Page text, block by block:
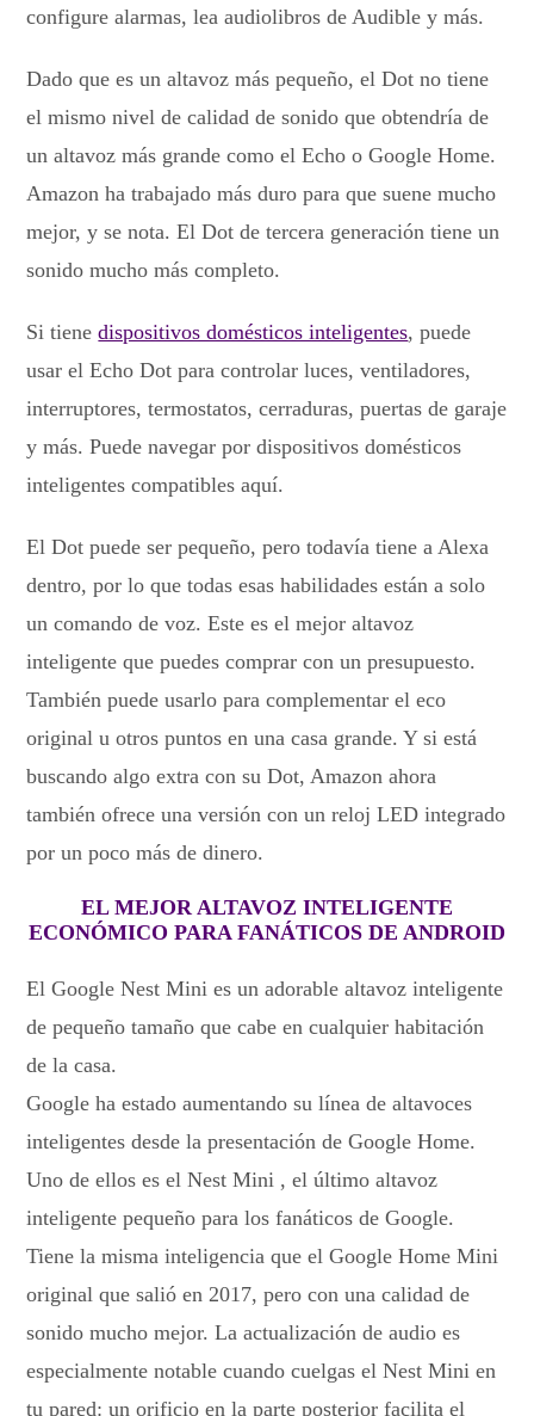
configure alarmas, lea audiolibros de Audible y más.
Dado que es un altavoz más pequeño, el Dot no tiene
el mismo nivel de calidad de sonido que obtendría de
un altavoz más grande como el Echo o Google Home.
Amazon ha trabajado más duro para que suene mucho
mejor, y se nota. El Dot de tercera generación tiene un
sonido mucho más completo.
Si tienedispositivos domésticos inteligentes, puede
usar el Echo Dot para controlar luces, ventiladores,
interruptores, termostatos, cerraduras, puertas de garaje
y más. Puede navegar por dispositivos domésticos
inteligentes compatibles aquí.
El Dot puede ser pequeño, pero todavía tiene a Alexa
dentro, por lo que todas esas habilidades están a solo
un comando de voz. Este es el mejor altavoz
inteligente que puedes comprar con un presupuesto.
También puede usarlo para complementar el eco
original u otros puntos en una casa grande. Y si está
buscando algo extra con su Dot, Amazon ahora
también ofrece una versión con un reloj LED integrado
por un poco más de dinero.
EL MEJOR ALTAVOZ INTELIGENTE
ECONÓMICO PARA FANÁTICOS DE ANDROID
El Google Nest Mini es un adorable altavoz inteligente
de pequeño tamaño que cabe en cualquier habitación
de la casa.
Google ha estado aumentando su línea de altavoces
inteligentes desde la presentación de Google Home.
Uno de ellos es el Nest Mini , el último altavoz
inteligente pequeño para los fanáticos de Google.
Tiene la misma inteligencia que el Google Home Mini
original que salió en 2017, pero con una calidad de
sonido mucho mejor. La actualización de audio es
especialmente notable cuando cuelgas el Nest Mini en
tu pared: un orificio en la parte posterior facilita el